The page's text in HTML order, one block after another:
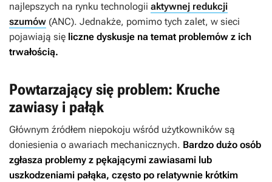
najlepszych na rynku technologii aktywnej redukcji
szumów (ANC). Jednakże, pomimo tych zalet, w sieci
pojawiają się liczne dyskusje na temat problemów z ich
trwałością.
Powtarzający się problem: Kruche
zawiasy i pałąk
Głównym źródłem niepokoju wśród użytkowników są
doniesienia o awariach mechanicznych. Bardzo dużo osób
zgłasza problemy z pękającymi zawiasami lub
uszkodzeniami pałąka, często po relatywnie krótkim